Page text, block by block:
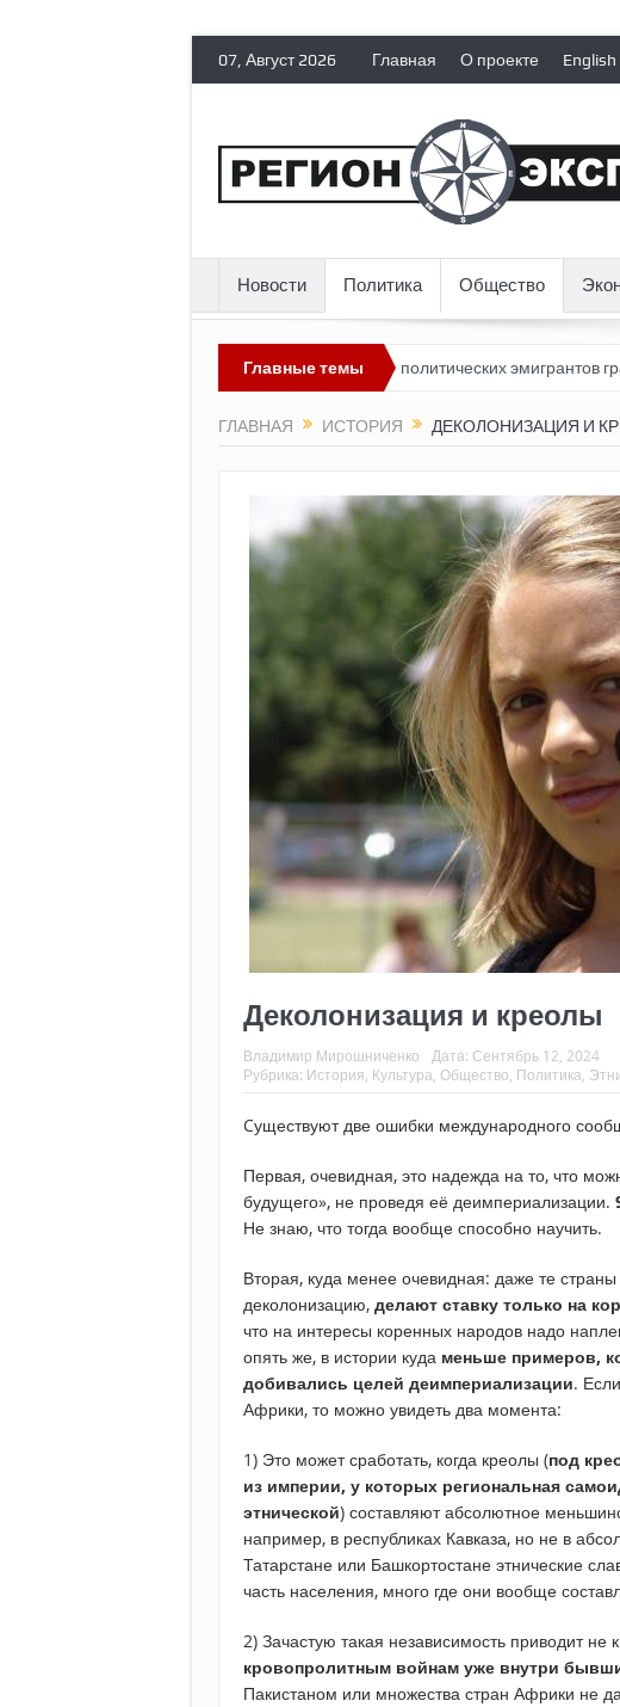
07, Август 2026 Главная О проекте English
Новости Политика Общество
Главные темы
Россия лишает политических эмигрантов гражданских
ГЛАВНАЯ ИСТОРИЯ ДЕКОЛОНИЗАЦИЯ И
Деколонизация и креолы
Владимир Мирошниченко Дата: Сентябрь 12, 2024
Рубрика: История Культура Общество Политика
Cуществуют две ошибки международного
Первая, очевидная, это надежда на то, что
будущего», не проведя её деимпериализации.
Не знаю, что тогда вообще способно научить.
Вторая, куда менее очевидная: даже те
деколонизацию, делают ставку только на
что на интересы коренных народов надо
опять же, в истории куда меньше примеров,
добивались целей деимпериализации.
Африки, то можно увидеть два момента:
1) Это может сработать, когда креолы (под
из империи, у которых региональная
этнической) составляют абсолютное
например, в республиках Кавказа, но не в
Татарстане или Башкортостане этнические
часть населения, много где они вообще
2) Зачастую такая независимость приводит не
кровопролитным войнам уже внутри
Пакистаном или множества стран Африки не